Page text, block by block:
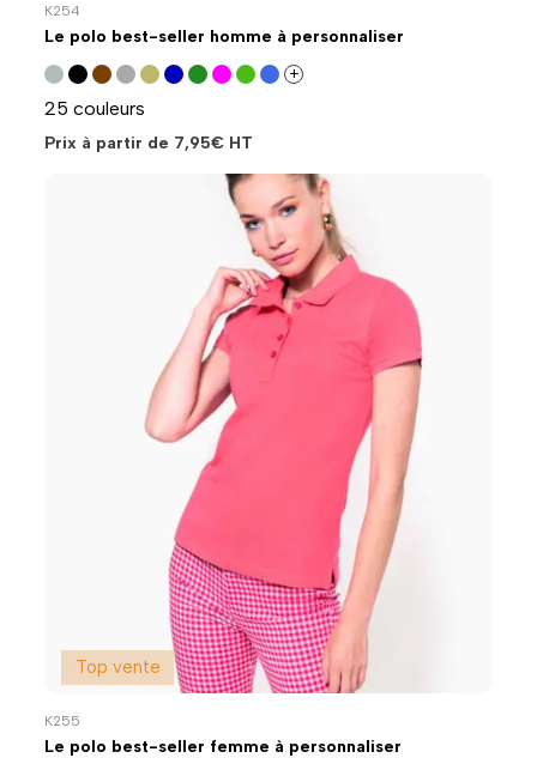
K254
Le polo best-seller homme à personnaliser
+
25 couleurs
Prix à partir de 7,95€ HT
Top vente
K255
Le polo best-seller femme à personnaliser